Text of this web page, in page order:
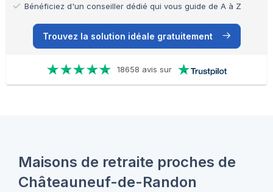
Bénéficiez d'un conseiller dédié qui vous guide de A à Z
Trouvez la solution idéale gratuitement
18658 avis sur
Maisons de retraite proches de
Châteauneuf-de-Randon